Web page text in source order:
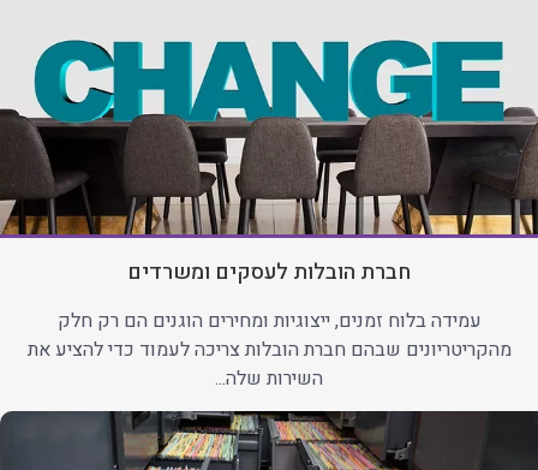
חברת הובלות לעסקים ומשרדים
עמידה בלוח זמנים, ייצוגיות ומחירים הוגנים הם רק חלק
מהקריטריונים שבהם חברת הובלות צריכה לעמוד כדי להציע את
השירות שלה...